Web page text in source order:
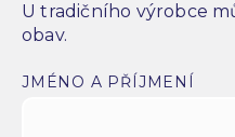
U tradičního výrobce
obav.
JMÉNO A PŘÍJMENÍ